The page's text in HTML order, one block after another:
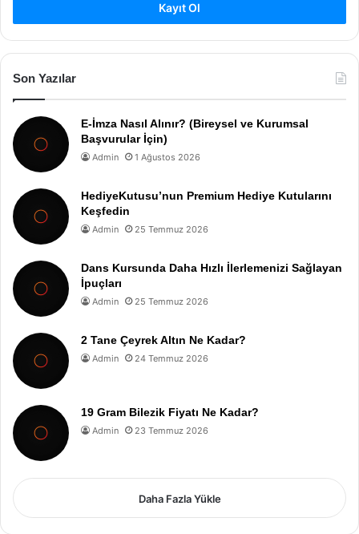
Kayıt Ol
Son Yazılar
E-İmza Nasıl Alınır? (Bireysel ve Kurumsal
Başvurular İçin)
Admin 1 Ağustos 2026
HediyeKutusu’nun Premium Hediye Kutularını
Keşfedin
Admin 25 Temmuz 2026
Dans Kursunda Daha Hızlı İlerlemenizi Sağlayan
İpuçları
Admin 25 Temmuz 2026
2 Tane Çeyrek Altın Ne Kadar?
Admin 24 Temmuz 2026
19 Gram Bilezik Fiyatı Ne Kadar?
Admin 23 Temmuz 2026
Daha Fazla Yükle